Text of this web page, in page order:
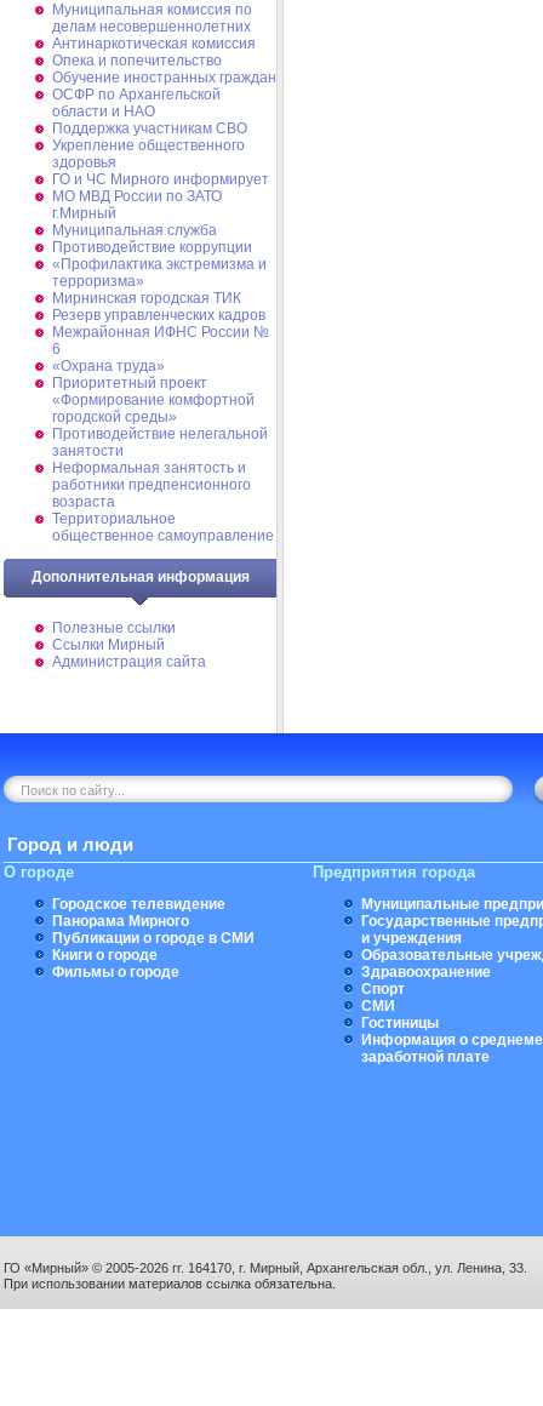
Муниципальная комиссия по
делам несовершеннолетних
Антинаркотическая комиссия
Опека и попечительство
Обучение иностранных граждан
ОСФР по Архангельской
области и НАО
Поддержка участникам СВО
Укрепление общественного
здоровья
ГО и ЧС Мирного информирует
МО МВД России по ЗАТО
г.Мирный
Муниципальная cлужба
Противодействие коррупции
«Профилактика экстремизма и
терроризма»
Мирнинская городская ТИК
Резерв управленческих кадров
Межрайонная ИФНС России №
6
«Охрана труда»
Приоритетный проект
«Формирование комфортной
городской среды»
Противодействие нелегальной
занятости
Неформальная занятость и
работники предпенсионного
возраста
Территориальное
общественное самоуправление
Дополнительная информация
Полезные ссылки
Ссылки Мирный
Администрация сайта
Город и люди
О городе
Городское телевидение
Панорама Мирного
Публикации о городе в СМИ
Книги о городе
Фильмы о городе
Предприятия города
Муниципальные
Государственные
и учреждения
Образовательные
Здравоохранение
Спорт
СМИ
Гостиницы
Информация о
заработной плате
ГО «Мирный» © 2005-2026 гг. 164170, г. Мирный, Архангельская обл., ул. Ленина, 33.
При использовании материалов ссылка обязательна.